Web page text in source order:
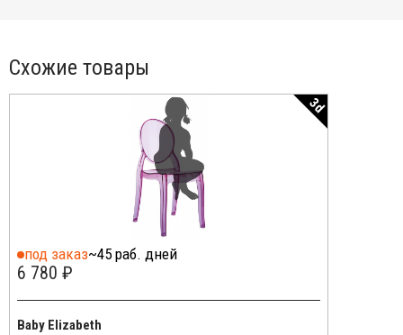
Схожие товары
3d
под заказ~45 раб. дней
6 780 ₽
Baby Elizabeth